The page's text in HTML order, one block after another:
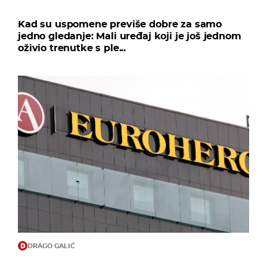
Kad su uspomene previše dobre za samo
jedno gledanje: Mali uređaj koji je još jednom
oživio trenutke s ple...
DRAGO GALIĆ